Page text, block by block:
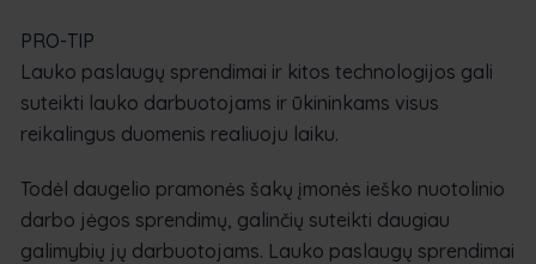
PRO-TIP
Lauko paslaugų sprendimai ir kitos technologijos gali
suteikti lauko darbuotojams ir ūkininkams visus
reikalingus duomenis realiuoju laiku.
Todėl daugelio pramonės šakų įmonės ieško nuotolinio
darbo jėgos sprendimų, galinčių suteikti daugiau
galimybių jų darbuotojams. Lauko paslaugų sprendimai